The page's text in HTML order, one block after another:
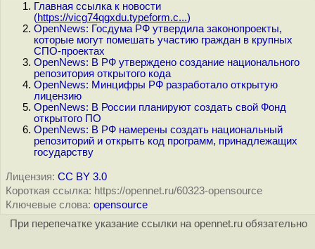
Главная ссылка к новости
(https://vicg74qgxdu.typeform.c...)
OpenNews: Госдума РФ утвердила законопроекты,
которые могут помешать участию граждан в крупных
СПО-проектах
OpenNews: В РФ утверждено создание национального
репозитория открытого кода
OpenNews: Минцифры РФ разработало открытую
лицензию
OpenNews: В России планируют создать свой Фонд
открытого ПО
OpenNews: В РФ намерены создать национальный
репозиторий и открыть код программ, принадлежащих
государству
Лицензия: CC BY 3.0
Короткая ссылка: https://opennet.ru/60323-opensource
Ключевые слова: opensource
При перепечатке указание ссылки на opennet.ru обязательно